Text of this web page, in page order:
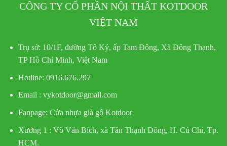
CÔNG TY CỔ PHẦN NỘI THẤT KOTDOOR
VIỆT NAM
Trụ sở: 10/1F, đường Tô Ký, ấp Tam Đông, Xã Đông Thạnh,
TP Hồ Chí Minh, Việt Nam
Hotline: 0916.676.297
Email : vykotdoor@gmail.com
Fanpage: Cửa nhựa giả gỗ Kotdoor
Xưởng 1 : Võ Văn Bích, xã Tân Thạnh Đông, H. Củ Chi, Tp.
HCM.